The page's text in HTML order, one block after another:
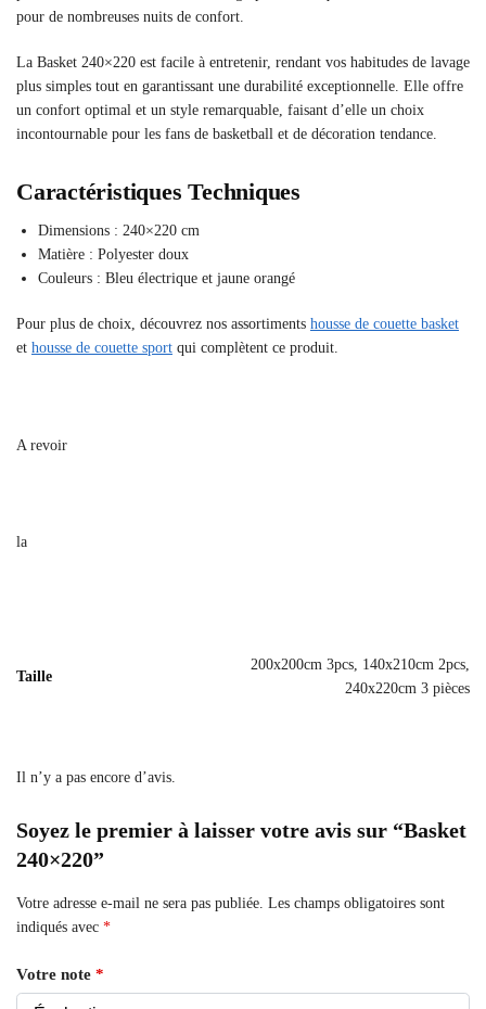
pour de nombreuses nuits de confort.
La Basket 240×220 est facile à entretenir, rendant vos habitudes de lavage
plus simples tout en garantissant une durabilité exceptionnelle. Elle offre
un confort optimal et un style remarquable, faisant d’elle un choix
incontournable pour les fans de basketball et de décoration tendance.
Caractéristiques Techniques
Dimensions : 240×220 cm
Matière : Polyester doux
Couleurs : Bleu électrique et jaune orangé
Pour plus de choix, découvrez nos assortiments housse de couette basket
et housse de couette sport qui complètent ce produit.
A revoir
la
Taille
200x200cm 3pcs, 140x210cm 2pcs,
240x220cm 3 pièces
Il n’y a pas encore d’avis.
Soyez le premier à laisser votre avis sur “Basket
240×220”
Votre adresse e-mail ne sera pas publiée. Les champs obligatoires sont
indiqués avec *
Votre note *